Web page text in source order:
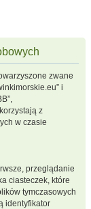
zwane
i
z
w czasie
przeglądanie
ciasteczek, które
tymczasowych
identyfikator